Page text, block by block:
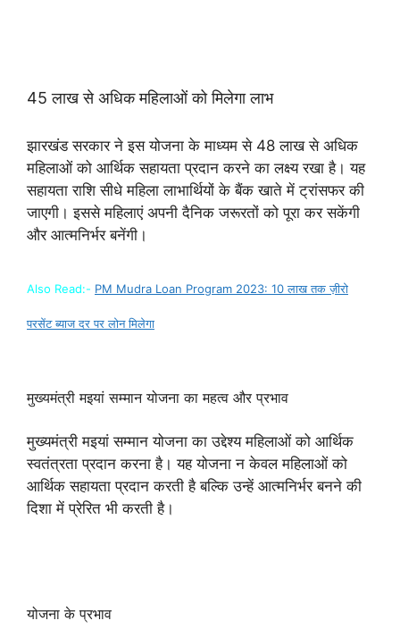
45 लाख से अधिक महिलाओं को मिलेगा लाभ
झारखंड सरकार ने इस योजना के माध्यम से 48 लाख से अधिक
महिलाओं को आर्थिक सहायता प्रदान करने का लक्ष्य रखा है। यह
सहायता राशि सीधे महिला लाभार्थियों के बैंक खाते में ट्रांसफर की
जाएगी। इससे महिलाएं अपनी दैनिक जरूरतों को पूरा कर सकेंगी
और आत्मनिर्भर बनेंगी।
Also Read:- PM Mudra Loan Program 2023: 10 लाख तक ज़ीरो
परसेंट ब्याज दर पर लोन मिलेगा
मुख्यमंत्री मइयां सम्मान योजना का महत्व और प्रभाव
मुख्यमंत्री मइयां सम्मान योजना का उद्देश्य महिलाओं को आर्थिक
स्वतंत्रता प्रदान करना है। यह योजना न केवल महिलाओं को
आर्थिक सहायता प्रदान करती है बल्कि उन्हें आत्मनिर्भर बनने की
दिशा में प्रेरित भी करती है।
योजना के प्रभाव